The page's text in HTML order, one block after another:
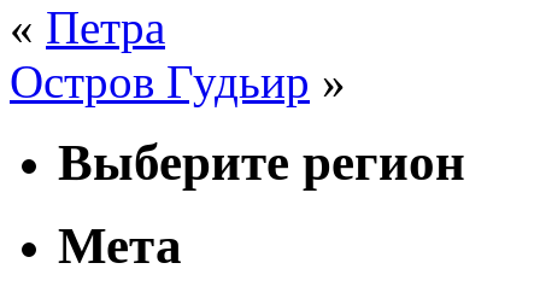
« Петра
Остров Гудьир »
Выберите регион
Мета